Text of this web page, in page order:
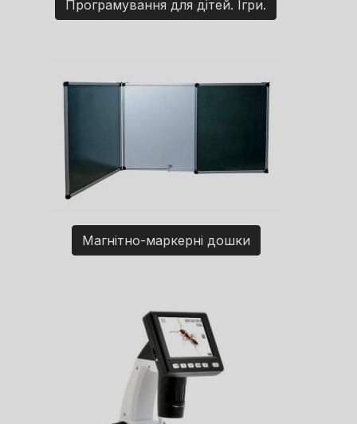
Програмування для дітей. Ігри.
Магнітно-маркерні дошки